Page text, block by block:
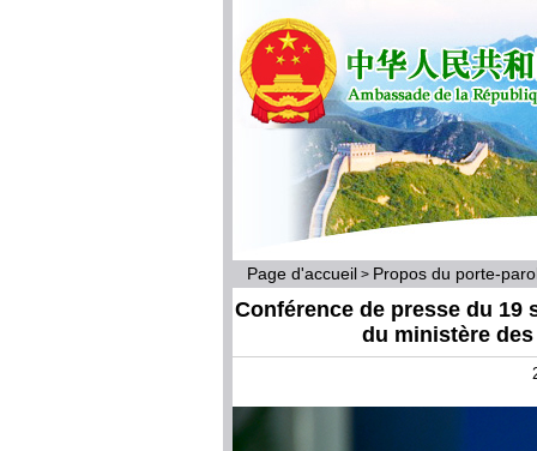
Page d'accueil > Propos du porte-
Conférence de presse du 19
du ministère